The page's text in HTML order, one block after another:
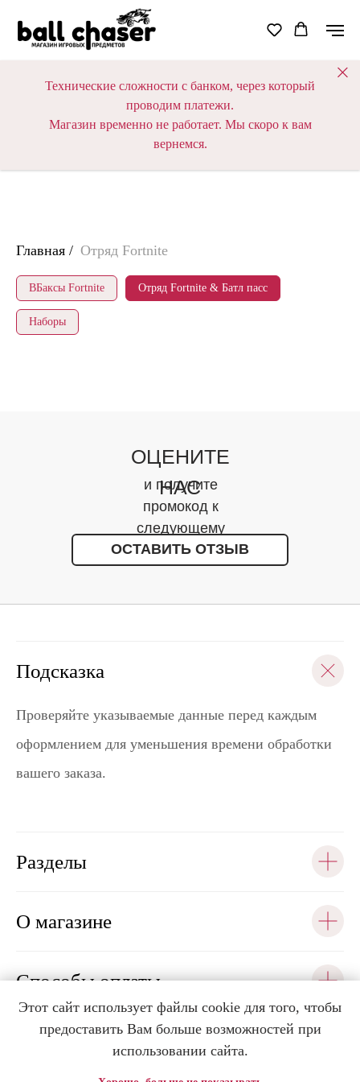
Технические сложности с банком, через который
проводим платежи.
Магазин временно не работает. Мы скоро к вам
вернемся.
Главная / Отряд Fortnite
ВБаксы Fortnite Отряд Fortnite & Батл пасс
Наборы
ОЦЕНИТЕ
НАС
и получите
промокод к
следующему
заказу
ОСТАВИТЬ ОТЗЫВ
Подсказка
Проверяйте указываемые данные перед каждым
оформлением для уменьшения времени обработки
вашего заказа.
Разделы
О магазине
Способы оплаты
Помощь
Этот сайт использует файлы cookie для того, чтобы
предоставить Вам больше возможностей при
использовании сайта.